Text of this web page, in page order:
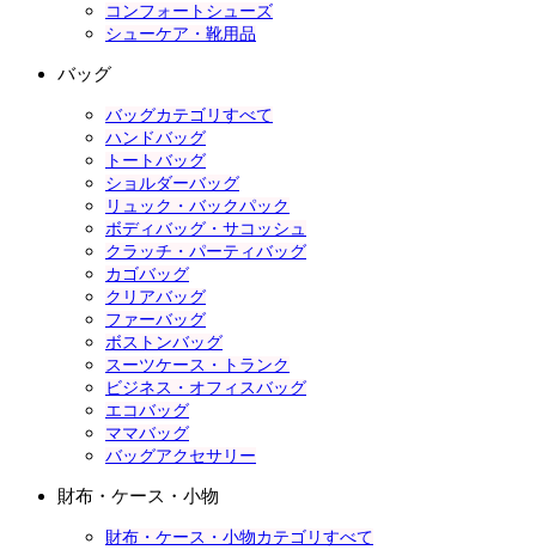
コンフォートシューズ
シューケア・靴用品
バッグ
バッグカテゴリすべて
ハンドバッグ
トートバッグ
ショルダーバッグ
リュック・バックパック
ボディバッグ・サコッシュ
クラッチ・パーティバッグ
カゴバッグ
クリアバッグ
ファーバッグ
ボストンバッグ
スーツケース・トランク
ビジネス・オフィスバッグ
エコバッグ
ママバッグ
バッグアクセサリー
財布・ケース・小物
財布・ケース・小物カテゴリすべて